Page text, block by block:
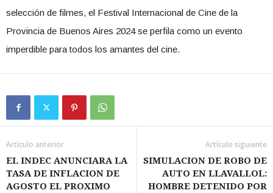
selección de filmes, el Festival Internacional de Cine de la
Provincia de Buenos Aires 2024 se perfila como un evento
imperdible para todos los amantes del cine.
Artículo anterior
EL INDEC ANUNCIARA LA
TASA DE INFLACION DE
AGOSTO EL PROXIMO
Artículo siguiente
SIMULACION DE ROBO DE
AUTO EN LLAVALLOL:
HOMBRE DETENIDO POR